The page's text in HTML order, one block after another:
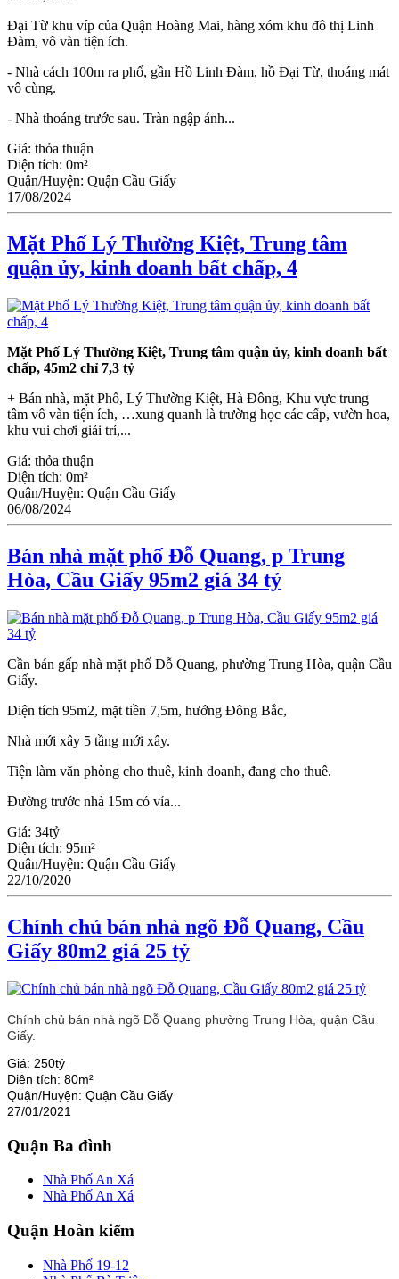
Đại Từ khu víp của Quận Hoàng Mai, hàng xóm khu đô thị Linh
Đàm, vô vàn tiện ích.
- Nhà cách 100m ra phố, gần Hồ Linh Đàm, hồ Đại Từ, thoáng mát
vô cùng.
- Nhà thoáng trước sau. Tràn ngập ánh...
Giá: thỏa thuận
Diện tích: 0m²
Quận/Huyện: Quận Cầu Giấy
17/08/2024
Mặt Phố Lý Thường Kiệt, Trung tâm
quận ủy, kinh doanh bất chấp, 4
Mặt Phố Lý Thường Kiệt, Trung tâm quận ủy, kinh doanh bất
chấp, 45m2 chỉ 7,3 tỷ
+ Bán nhà, mặt Phố, Lý Thường Kiệt, Hà Đông, Khu vực trung
tâm vô vàn tiện ích, …xung quanh là trường học các cấp, vườn hoa,
khu vui chơi giải trí,...
Giá: thỏa thuận
Diện tích: 0m²
Quận/Huyện: Quận Cầu Giấy
06/08/2024
Bán nhà mặt phố Đỗ Quang, p Trung
Hòa, Cầu Giấy 95m2 giá 34 tỷ
Cần bán gấp nhà mặt phố Đỗ Quang, phường Trung Hòa, quận Cầu
Giấy.
Diện tích 95m2, mặt tiền 7,5m, hướng Đông Bắc,
Nhà mới xây 5 tầng mới xây.
Tiện làm văn phòng cho thuê, kinh doanh, đang cho thuê.
Đường trước nhà 15m có vỉa...
Giá: 34tỷ
Diện tích: 95m²
Quận/Huyện: Quận Cầu Giấy
22/10/2020
Chính chủ bán nhà ngõ Đỗ Quang, Cầu
Giấy 80m2 giá 25 tỷ
Chính chủ bán nhà ngõ Đỗ Quang phường Trung Hòa, quận Cầu
Giấy.
Giá: 250tỷ
Diện tích: 80m²
Quận/Huyện: Quận Cầu Giấy
27/01/2021
Quận Ba đình
Nhà Phố An Xá
Nhà Phố An Xá
Quận Hoàn kiếm
Nhà Phố 19-12